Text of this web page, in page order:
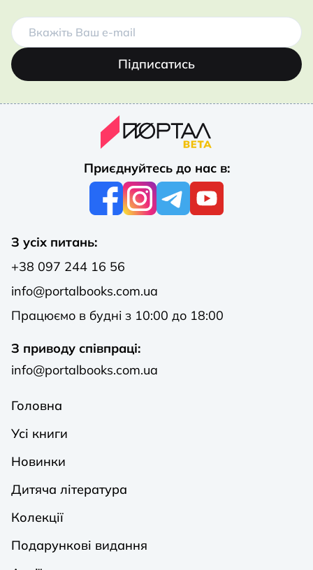
Підписатись
Приєднуйтесь до нас в:
З усіх питань:
+38 097 244 16 56
info@portalbooks.com.ua
Працюємо в будні з 10:00 до 18:00
З приводу співпраці:
info@portalbooks.com.ua
Головна
Усі книги
Новинки
Дитяча література
Колекції
Подарункові видання